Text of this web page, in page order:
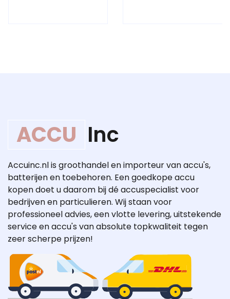
ACCU Inc
Accuinc.nl is groothandel en importeur van accu's,
batterijen en toebehoren. Een goedkope accu
kopen doet u daarom bij dé accuspecialist voor
bedrijven en particulieren. Wij staan voor
professioneel advies, een vlotte levering, uitstekende
service en accu's van absolute topkwaliteit tegen
zeer scherpe prijzen!